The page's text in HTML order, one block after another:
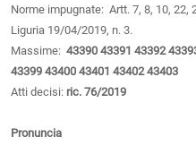
Norme impugnate: Artt. 7, 8, 10, 22,
Liguria 19/04/2019, n. 3.
Massime: 43390 43391 43392
43399 43400 43401 43402 43403
Atti decisi: ric. 76/2019
Pronuncia